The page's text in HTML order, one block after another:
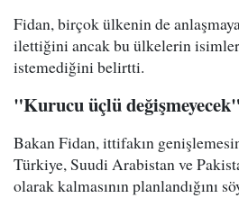
Fidan, birçok ülkenin de
ilettiğini ancak bu ülkelerin
istemediğini belirtti.
"Kurucu üçlü değişmeyecek"
Bakan Fidan, ittifakın
Türkiye, Suudi Arabistan ve
olarak kalmasının planlandığını